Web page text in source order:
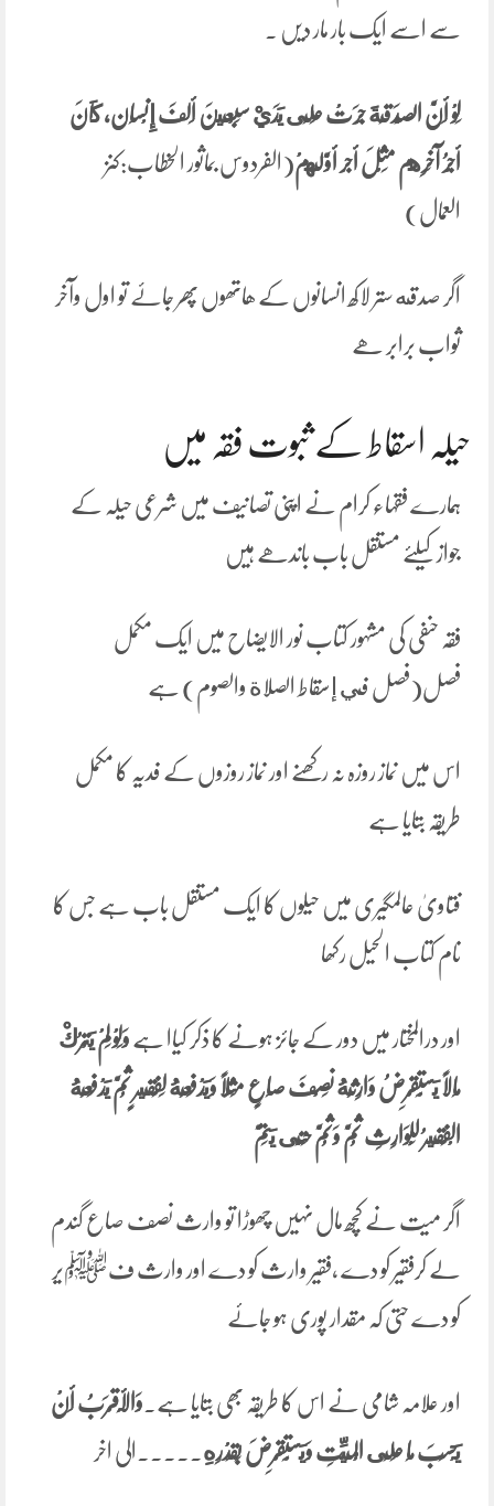
سے اسے ایک بار مار دیں ۔
لَوْ أَنَّ الصَّدَقَةَ جَرَتْ عَلَى يَدَيْ سَبْعِينَ أَلفَ إِنْسَان، كَانَ
‌أجْرُ ‌آخِرِهم مِثْلَ أجر أوَّلِهمْ(الفردوس بماثور الخطاب:کنز
العمال)
اگر صدقه ستر لاکھ انسانوں کے ھاتھوں پھر جاۓ تو اول وآخر
ثواب برابر ھے
حیلہ اسقاط کے ثبوت فقہ میں
ہمارے فقہاء کرام نے اپنی تصانیف میں شرعی حیلہ کے
جواز کیلئے مستقل باب باندھے ہیں
فقہ حنفی کی مشہور کتاب نور الایضاح میں ایک مکمل
فصل(‌‌فصل في إسقاط الصلاة والصوم) ہے
اس میں نماز روزہ نہ رکھنے اور نماز روزوں کے فدیہ کا مکمل
طریقہ بتایا ہے
فتاویٰ عالمگیری میں حیلوں کا ایک مستقل باب ہے جس کا
نام کتاب الحیل رکھا
اور درالمختار میں دور کے جائز ہونے کا ذکر کیاا ہے وَلَوْ لَمْ يَتْرُكْ
مَالًا يَسْتَقْرِضُ وَارِثُهُ ‌نِصْفَ ‌صَاعٍ مَثَلًا وَيَدْفَعُهُ لِفَقِيرٍ ثُمَّ يَدْفَعُهُ
الْفَقِيرُ لِلْوَارِثِ ثُمَّ وَثُمَّ حَتَّى يَتِمَّ
اگر میت نے کچھ مال نہیں چھوڑا تو وارث نصف صاع گندم
لے کرفقیر کو دے ،فقیر وارث کو دے اور وارث فﷺیر
کو دے حتی کہ مقدار پوری ہو جائے
اور علامہ شامی نے اس کا طریقہ بھی بتایا ہے۔ وَالْأَقْرَبُ أَنْ
يَحْسِبَ مَا عَلَى الْمَيِّتِ وَيَسْتَقْرِضَ بِقَدْرِهِ ۔۔۔۔۔الی اخر